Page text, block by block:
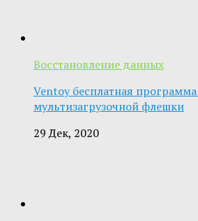
Восстановление данных
Ventoy бесплатная
мультизагрузочной флешки
29 Дек, 2020